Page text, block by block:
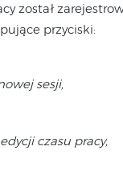
został
przyciski:
sesji,
czasu pracy,